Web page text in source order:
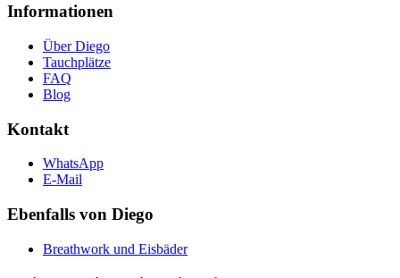
Informationen
Über Diego
Tauchplätze
FAQ
Blog
Kontakt
WhatsApp
E-Mail
Ebenfalls von Diego
Breathwork und Eisbäder